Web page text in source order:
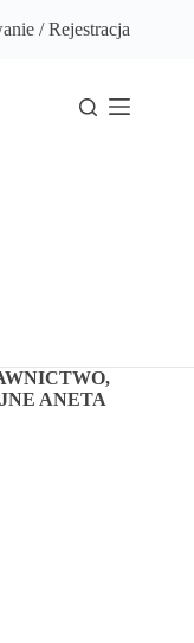
/ Rejestracja
ANETA